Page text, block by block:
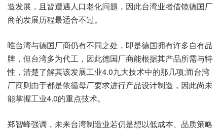
造发展，且皆遭遇人口老化问题，因此台湾业者借镜德国厂
商的发展历程最适合不过。
唯台湾与德国厂商仍有不同之处，即是德国拥有许多自有品
牌，但台湾多为代工，因此德国厂商能根据其产品所需与特
性，清楚了解其该发展工业4.0九大技术中的那几项;而台湾
厂商则由于都是依循母厂要求进行产品设计制造，因此尚未
能掌握工业4.0的重点技术。
郑智峰强调，未来台湾制造业若仍是想以低成本、品质策略